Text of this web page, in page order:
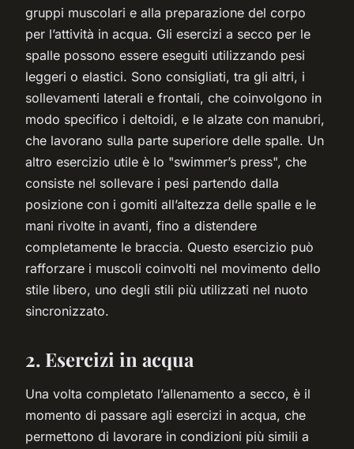
gruppi muscolari e alla preparazione del corpo
per l’attività in acqua. Gli esercizi a secco per le
spalle possono essere eseguiti utilizzando pesi
leggeri o elastici. Sono consigliati, tra gli altri, i
sollevamenti laterali e frontali, che coinvolgono in
modo specifico i deltoidi, e le alzate con manubri,
che lavorano sulla parte superiore delle spalle. Un
altro esercizio utile è lo "swimmer’s press", che
consiste nel sollevare i pesi partendo dalla
posizione con i gomiti all’altezza delle spalle e le
mani rivolte in avanti, fino a distendere
completamente le braccia. Questo esercizio può
rafforzare i muscoli coinvolti nel movimento dello
stile libero, uno degli stili più utilizzati nel nuoto
sincronizzato.
2. Esercizi in acqua
Una volta completato l’allenamento a secco, è il
momento di passare agli esercizi in acqua, che
permettono di lavorare in condizioni più simili a